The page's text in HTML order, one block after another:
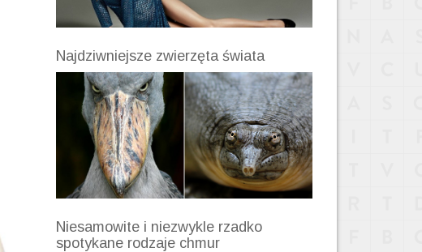
Najdziwniejsze zwierzęta świata
Niesamowite i niezwykle rzadko
spotykane rodzaje chmur